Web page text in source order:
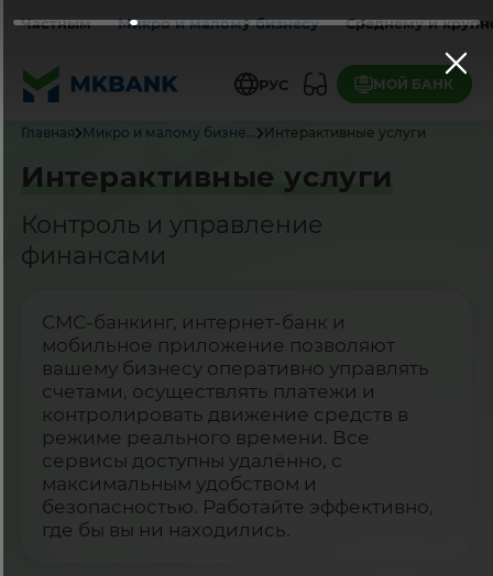
Частным Микро и малому бизнесу Среднему и
РУС МОЙ БАНК
Главная Микро и малому бизне... Интерактивные услуги
Интерактивные услуги
Контроль и управление
финансами
СМС-банкинг, интернет-банк и
мобильное приложение позволяют
вашему бизнесу оперативно управлять
счетами, осуществлять платежи и
контролировать движение средств в
режиме реального времени. Все
сервисы доступны удалённо, с
максимальным удобством и
безопасностью. Работайте эффективно,
где бы вы ни находились.